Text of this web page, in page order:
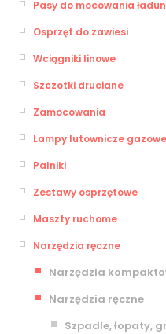
Pasy do mocowania
Osprzęt do zawiesi
Wciągniki linowe
Szczotki druciane
Zamocowania
Lampy lutownicze gazowe
Palniki
Zestawy osprzętowe
Maszty ruchome
Narzędzia ręczne
Narzędzia
Narzędzia ręczne
Szpadle, łopaty,